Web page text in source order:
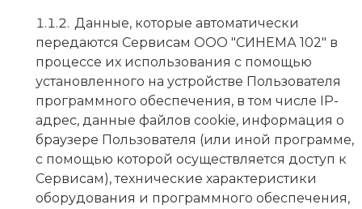
Данные, которые автоматически
передаются Сервисам ООО "СИНЕМА 102" в
процессе их использования с помощью
установленного на устройстве Пользователя
программного обеспечения, в том числе IP-
адрес, данные файлов cookie, информация о
браузере Пользователя (или иной программе,
с помощью которой осуществляется доступ к
Сервисам), технические характеристики
оборудования и программного обеспечения,